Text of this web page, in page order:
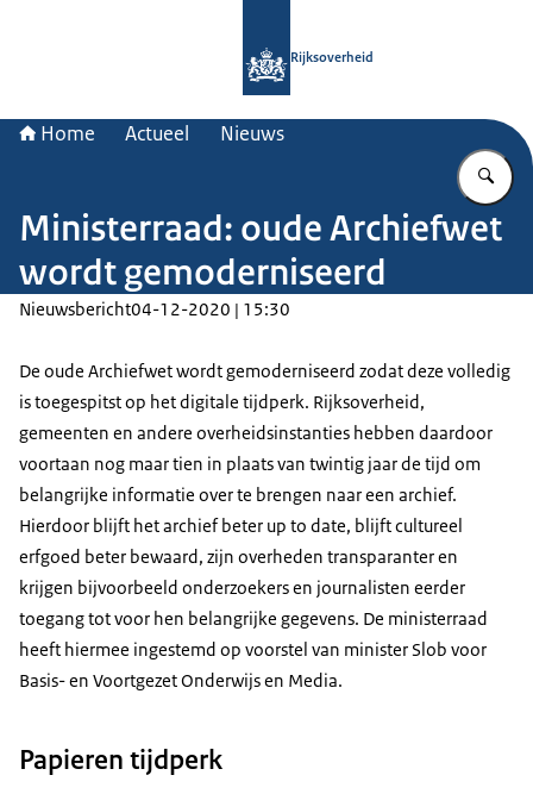
Rijksoverheid
Home Actueel Nieuws
Ministerraad: oude Archiefwet
wordt gemoderniseerd
Nieuwsbericht04-12-2020 | 15:30
De oude Archiefwet wordt gemoderniseerd zodat deze volledig
is toegespitst op het digitale tijdperk. Rijksoverheid,
gemeenten en andere overheidsinstanties hebben daardoor
voortaan nog maar tien in plaats van twintig jaar de tijd om
belangrijke informatie over te brengen naar een archief.
Hierdoor blijft het archief beter up to date, blijft cultureel
erfgoed beter bewaard, zijn overheden transparanter en
krijgen bijvoorbeeld onderzoekers en journalisten eerder
toegang tot voor hen belangrijke gegevens. De ministerraad
heeft hiermee ingestemd op voorstel van minister Slob voor
Basis- en Voortgezet Onderwijs en Media.
Papieren tijdperk